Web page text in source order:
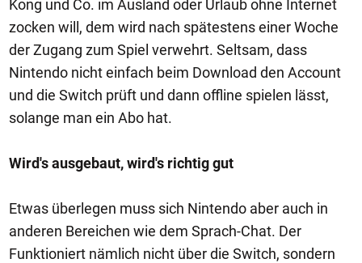
Kong und Co. im Ausland oder Urlaub ohne Internet
zocken will, dem wird nach spätestens einer Woche
der Zugang zum Spiel verwehrt. Seltsam, dass
Nintendo nicht einfach beim Download den Account
und die Switch prüft und dann offline spielen lässt,
solange man ein Abo hat.
Wird's ausgebaut, wird's richtig gut
Etwas überlegen muss sich Nintendo aber auch in
anderen Bereichen wie dem Sprach-Chat. Der
Funktioniert nämlich nicht über die Switch, sondern